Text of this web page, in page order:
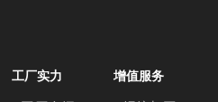
工厂实力 增值服务